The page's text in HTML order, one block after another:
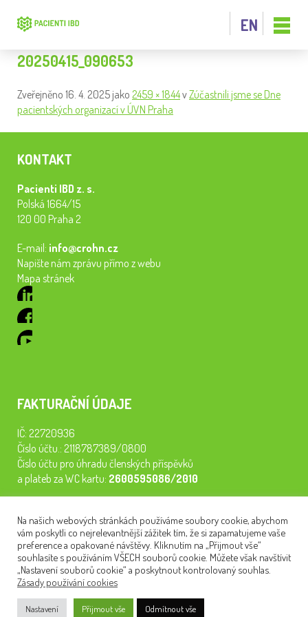
EN
20250415_090653
Zveřejněno 16. 4. 2025 jako 2459 × 1844vZúčastnili jsme se Dne
pacientských organizací v ÚVN Praha
KONTAKT
Pacienti IBD z. s.
Polská 1664/15
120 00 Praha 2
E-mail: info@crohn.cz
Napište nám zprávu přímo z webu
Mapa stránek
FAKTURAČNÍ ÚDAJE
IČ: 22720936
Číslo účtu.: 2118787389/0800
Číslo účtu pro úhradu členských příspěvků
a plateb za WC kartu: 2600595086/2010
semináře, konferenci, plavbu na lodi a WC kartu. Z peněz
tiskneme odborné publikace pro pacienty.
NEWSLETTER
Na našich webových stránkách používáme soubory cookie, abychom
vám poskytli co nejrelevantnější zážitek tím, že si zapamatujeme vaše
preference a opakované návštěvy. Kliknutím na „Přijmout vše“
souhlasíte s používáním VŠECH souborů cookie. Můžete však navštívit
„Nastavení souborů cookie“ a poskytnout kontrolovaný souhlas.
Zásady používání cookies
Nastavení Přijmout vše Odmítnout vše